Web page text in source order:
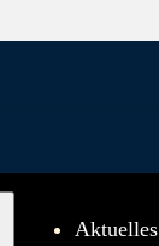
Aktuelles